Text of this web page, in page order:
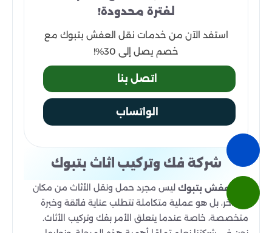
لفترة محدودة!
استفد الآن من خدمات نقل العفش بتبوك مع
خصم يصل إلى 30%!
اتصل بنا
الواتساب
شركة فك وتركيب اثاث بتبوك
نقل عفش بتبوك ليس مجرد حمل ونقل الأثاث من مكان
إلى آخر، بل هو عملية متكاملة تتطلب عناية فائقة وخبرة
متخصصة، خاصة عندما يتعلق الأمر بفك وتركيب الأثاث.